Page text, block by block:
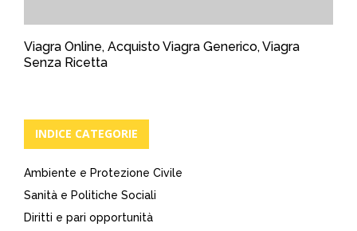
Viagra Online, Acquisto Viagra Generico, Viagra
Senza Ricetta
INDICE CATEGORIE
Ambiente e Protezione Civile
Sanità e Politiche Sociali
Diritti e pari opportunità